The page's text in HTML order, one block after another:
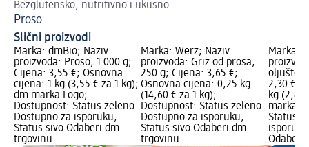
Bezglutensko, nutritivno i ukusno
Proso
Slični proizvodi
Marka: dmBio; Naziv
proizvoda: Proso, 1.000 g;
Cijena: 3,55 €; Osnovna
cijena: 1 kg (3,55 € za 1 kg);
dm marka Logo;
Dostupnost: Status zeleno
Dostupno za isporuku,
Status sivo Odaberi dm
trgovinu
Marka: Werz; Naziv
proizvoda: Griz od prosa,
250 g; Cijena: 3,65 €;
Osnovna cijena: 0,25 kg
(14,60 € za 1 kg);
Dostupnost: Status zeleno
Dostupno za isporuku,
Status sivo Odaberi dm
trgovinu
Marka:
2,30 €;
kg (2,88
marka
Status
Odaberi